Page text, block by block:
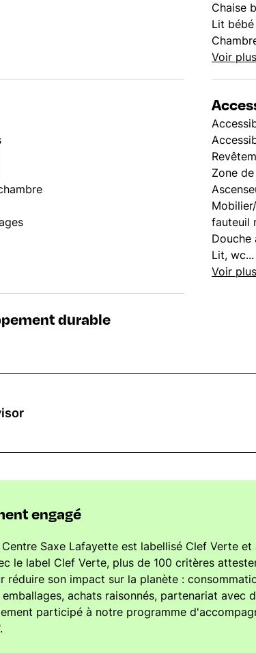
Chaise
Lit bébé
Voir
Zone
fauteuil
Douche
Lit,
Voir
durable
engagé
Saxe Lafayette est labellisé Clef Verte
le label Clef Verte, plus de 100 critères
réduire son impact sur la planète :
achats raisonnés, partenariat avec
participé à notre programme